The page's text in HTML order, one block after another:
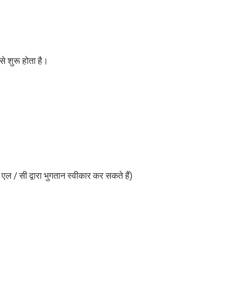
शुरू होता है।
/ सी द्वारा भुगतान स्वीकार कर सकते हैं)